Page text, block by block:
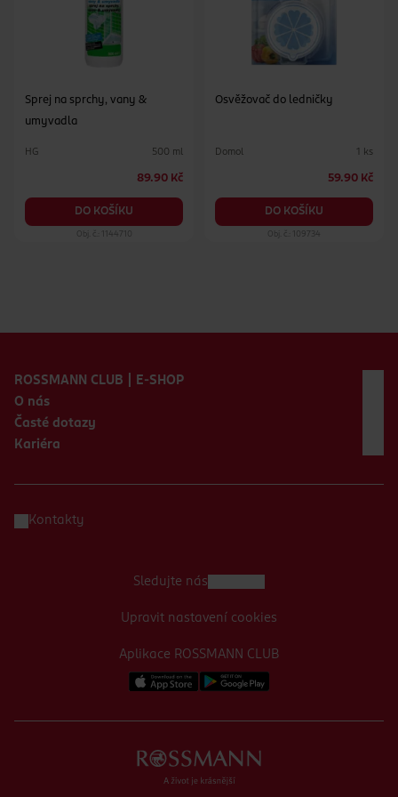
Sprej na sprchy, vany &
umyvadla
HG 500 ml
89.90 Kč
DO KOŠÍKU
Obj. č.: 1144710
Osvěžovač do ledničky
Domol 1 ks
59.90 Kč
DO KOŠÍKU
Obj. č.: 109734
ROSSMANN CLUB | E-SHOP
O nás
Časté dotazy
Kariéra
Kontakty
Aplikace ROSSMANN CLUB
Sledujte nás
Upravit nastavení cookies